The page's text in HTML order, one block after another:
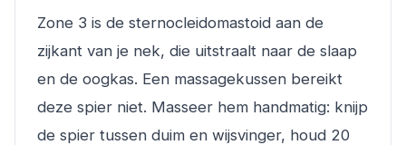
Zone 3 is de sternocleidomastoid aan de
zijkant van je nek, die uitstraalt naar de slaap
en de oogkas. Een massagekussen bereikt
deze spier niet. Masseer hem handmatig: knijp
de spier tussen duim en wijsvinger, houd 20